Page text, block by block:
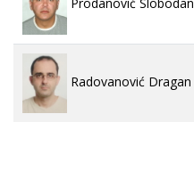
Prodanović Slobodan
Radovanović Dragan